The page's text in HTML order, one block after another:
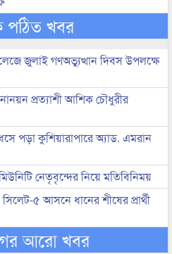
পঠিত খবর
জুলাই গণঅভ্যুত্থান দিবস উপলক্ষে
প্রত্যাশী আশিক চৌধুরীর
পড়া কুশিয়ারাপারে অ্যাড. এমরান
নেতৃবৃন্দের নিয়ে মতিবিনিময়
৫ আসনে ধানের শীষের প্রার্থী
আরো খবর